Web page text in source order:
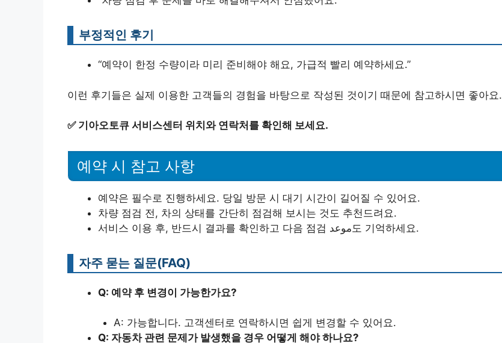
부정적인 후기
“예약이 한정 수량이라 미리 준비해야 해요, 가급적 빨리 예약하세요.”
이런 후기들은 실제 이용한 고객들의 경험을 바탕으로 작성된 것이기 때문에 참고하시면 좋아요.
✅ 기아오토큐 서비스센터 위치와 연락처를 확인해 보세요.
예약 시 참고 사항
예약은 필수로 진행하세요. 당일 방문 시 대기 시간이 길어질 수 있어요.
차량 점검 전, 차의 상태를 간단히 점검해 보시는 것도 추천드려요.
서비스 이용 후, 반드시 결과를 확인하고 다음 점검 موعد도 기억하세요.
자주 묻는 질문(FAQ)
Q: 예약 후 변경이 가능한가요?
A: 가능합니다. 고객센터로 연락하시면 쉽게 변경할 수 있어요.
Q: 자동차 관련 문제가 발생했을 경우 어떻게 해야 하나요?